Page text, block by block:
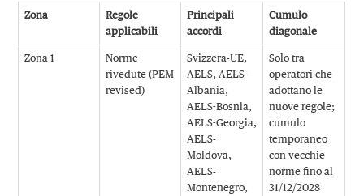
Zona
Regole
applicabili
Principali
accordi
Cumulo
diagonale
Zona 1
Norme
rivedute (PEM
revised)
Svizzera-UE,
AELS, AELS-
Albania,
AELS-Bosnia,
AELS-Georgia,
AELS-
Moldova,
AELS-
Montenegro,
Solo tra
operatori che
adottano le
nuove regole;
cumulo
temporaneo
con vecchie
norme fino al
31/12/2028